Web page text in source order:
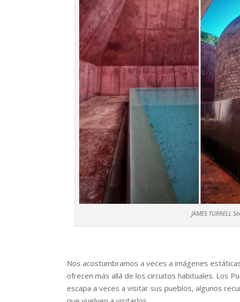
JAMES TURRELL
Nos acostumbramos a veces a imágenes
ofrecen más allá de los circuitos habituales. Los
escapa a veces a visitar sus pueblos, algunos